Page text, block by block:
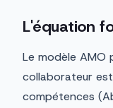
L'équation
Le modèle AMO
collaborateur
compétences